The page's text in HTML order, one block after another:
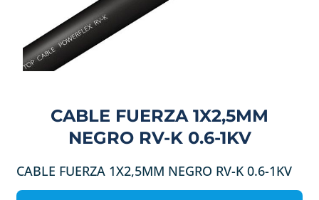
CABLE FUERZA 1X2,5MM
NEGRO RV-K 0.6-1KV
CABLE FUERZA 1X2,5MM NEGRO RV-K 0.6-1KV